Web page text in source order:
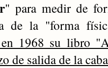
" para medir de
de la "forma
1968 su libro
de salida de la